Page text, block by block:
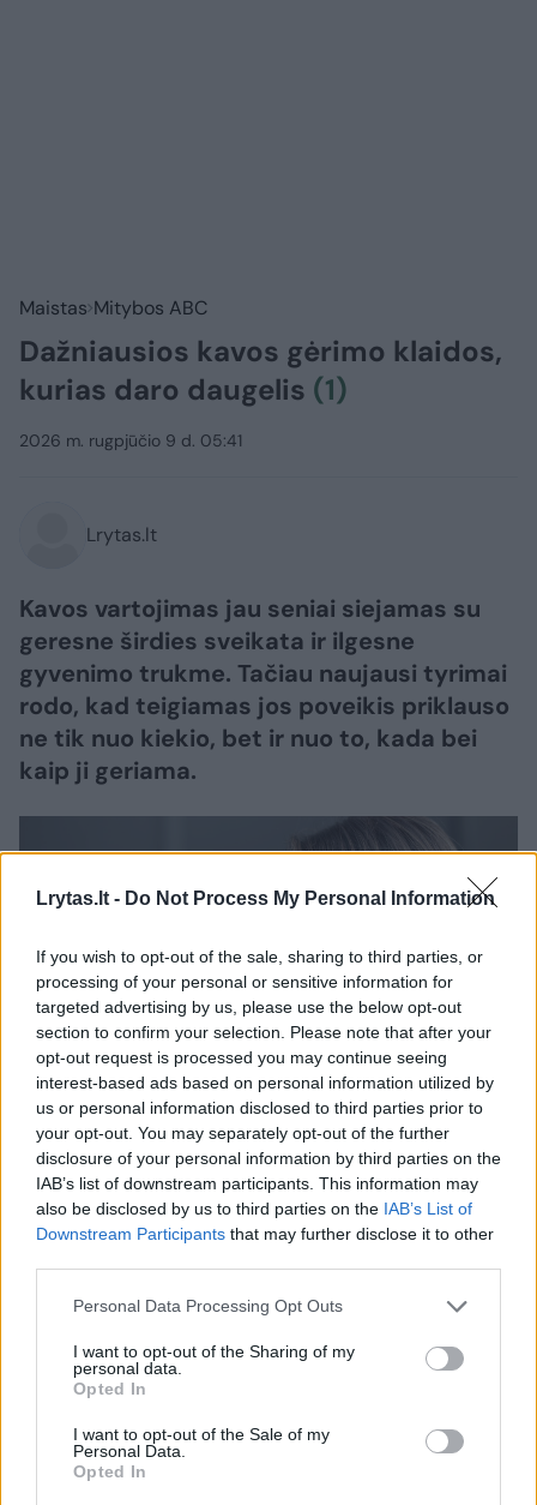
Lrytas.lt - Do Not Process My Personal Information
If you wish to opt-out of the sale, sharing to third parties, or
processing of your personal or sensitive information for
targeted advertising by us, please use the below opt-out
section to confirm your selection. Please note that after your
opt-out request is processed you may continue seeing
interest-based ads based on personal information utilized by
us or personal information disclosed to third parties prior to
your opt-out. You may separately opt-out of the further
disclosure of your personal information by third parties on the
IAB’s list of downstream participants. This information may
also be disclosed by us to third parties on the IAB’s List of
Downstream Participants that may further disclose it to other
Personal Data Processing Opt Outs
I want to opt-out of the Sharing of my
personal data.
Opted In
I want to opt-out of the Sale of my
Personal Data.
Opted In
Maistas Mitybos ABC
Dažniausios kavos gėrimo klaidos,
kurias daro daugelis (1)
2026 m. rugpjūčio 9 d. 05:41
Lrytas.lt
Kavos vartojimas jau seniai siejamas su
geresne širdies sveikata ir ilgesne
gyvenimo trukme. Tačiau naujausi tyrimai
rodo, kad teigiamas jos poveikis priklauso
ne tik nuo kiekio, bet ir nuo to, kada bei
kaip ji geriama.
Daugiau nuotraukų (1)
Specialistai pataria atkreipti dėmesį į tai,
kokiomis aplinkybėmis kava gali ne padėti, o
pakenkti sveikatai.
Ekspertai įvardijo situacijas, kai kavos geriau
vengti.
Jei turite miego problemų